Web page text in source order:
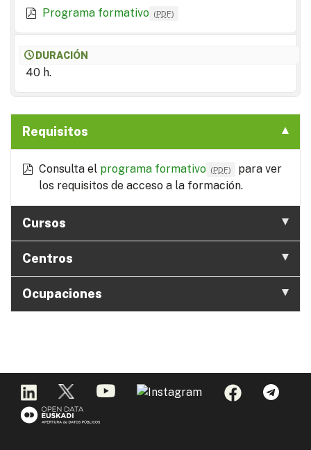
Programa formativo (PDF)
DURACIÓN
40 h.
Requisitos
Consulta el programa formativo (PDF)
para ver
los requisitos de acceso a la formación.
Cursos
Centros
Ocupaciones